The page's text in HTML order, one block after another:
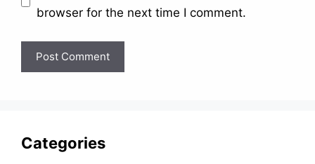
browser for the next time I comment.
Categories